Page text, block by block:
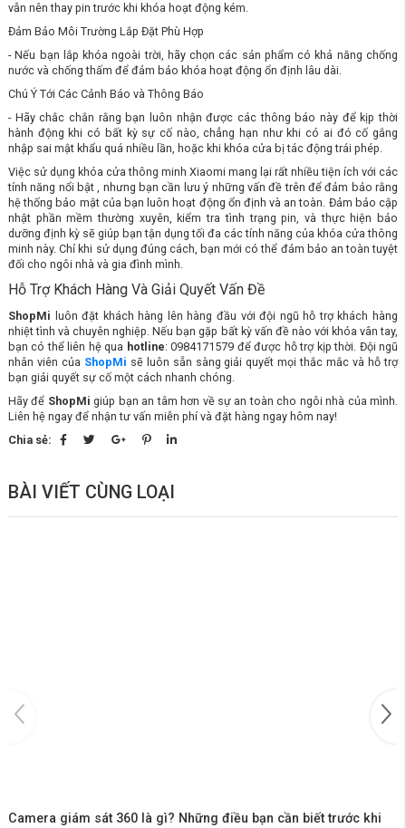
vẫn nên thay pin trước khi khóa hoạt động kém.
Đảm Bảo Môi Trường Lắp Đặt Phù Hợp
- Nếu bạn lắp khóa ngoài trời, hãy chọn các sản phẩm có khả năng chống
nước và chống thấm để đảm bảo khóa hoạt động ổn định lâu dài.
Chú Ý Tới Các Cảnh Báo và Thông Báo
- Hãy chắc chắn rằng bạn luôn nhận được các thông báo này để kịp thời
hành động khi có bất kỳ sự cố nào, chẳng hạn như khi có ai đó cố gắng
nhập sai mật khẩu quá nhiều lần, hoặc khi khóa cửa bị tác động trái phép.
Việc sử dụng khóa cửa thông minh Xiaomi mang lại rất nhiều tiện ích với các
tính năng nổi bật , nhưng bạn cần lưu ý những vấn đề trên để đảm bảo rằng
hệ thống bảo mật của bạn luôn hoạt động ổn định và an toàn. Đảm bảo cập
nhật phần mềm thường xuyên, kiểm tra tình trạng pin, và thực hiện bảo
dưỡng định kỳ sẽ giúp bạn tận dụng tối đa các tính năng của khóa cửa thông
minh này. Chỉ khi sử dụng đúng cách, bạn mới có thể đảm bảo an toàn tuyệt
đối cho ngôi nhà và gia đình mình.
Hỗ Trợ Khách Hàng Và Giải Quyết Vấn Đề
ShopMi luôn đặt khách hàng lên hàng đầu với đội ngũ hỗ trợ khách hàng
nhiệt tình và chuyên nghiệp. Nếu bạn gặp bất kỳ vấn đề nào với khóa vân tay,
bạn có thể liên hệ qua hotline: 0984171579 để được hỗ trợ kịp thời. Đội ngũ
nhân viên của ShopMi sẽ luôn sẵn sàng giải quyết mọi thắc mắc và hỗ trợ
bạn giải quyết sự cố một cách nhanh chóng.
Hãy để ShopMigiúp bạn an tâm hơn về sự an toàn cho ngôi nhà của mình.
Liên hệ ngay để nhận tư vấn miễn phí và đặt hàng ngay hôm nay!
Chia sẻ:
BÀI VIẾT CÙNG LOẠI
Camera giám sát 360 là gì? Những điều bạn cần biết trước khi